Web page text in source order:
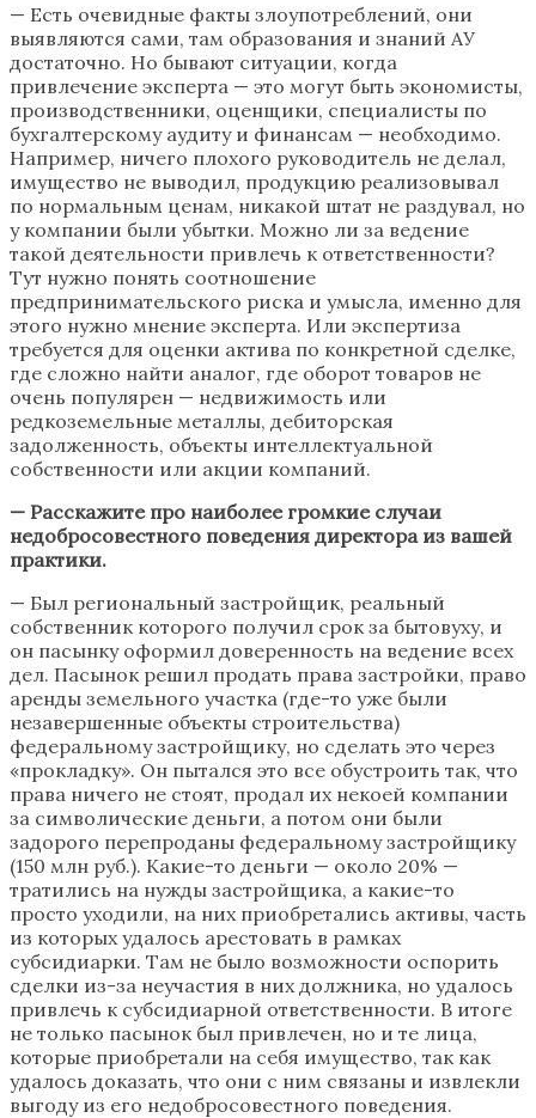
— Есть очевидные факты злоупотреблений, они
выявляются сами, там образования и знаний АУ
достаточно. Но бывают ситуации, когда
привлечение эксперта — это могут быть экономисты,
производственники, оценщики, специалисты по
бухгалтерскому аудиту и финансам — необходимо.
Например, ничего плохого руководитель не делал,
имущество не выводил, продукцию реализовывал
по нормальным ценам, никакой штат не раздувал, но
у компании были убытки. Можно ли за ведение
такой деятельности привлечь к ответственности?
Тут нужно понять соотношение
предпринимательского риска и умысла, именно для
этого нужно мнение эксперта. Или экспертиза
требуется для оценки актива по конкретной сделке,
где сложно найти аналог, где оборот товаров не
очень популярен — недвижимость или
редкоземельные металлы, дебиторская
задолженность, объекты интеллектуальной
собственности или акции компаний.
— Расскажите про наиболее громкие случаи
недобросовестного поведения директора из вашей
практики.
— Был региональный застройщик, реальный
собственник которого получил срок за бытовуху, и
он пасынку оформил доверенность на ведение всех
дел. Пасынок решил продать права застройки, право
аренды земельного участка (где-то уже были
незавершенные объекты строительства)
федеральному застройщику, но сделать это через
«прокладку». Он пытался это все обустроить так, что
права ничего не стоят, продал их некоей компании
за символические деньги, а потом они были
задорого перепроданы федеральному застройщику
(150 млн руб.). Какие-то деньги — около 20% —
тратились на нужды застройщика, а какие-то
просто уходили, на них приобретались активы, часть
из которых удалось арестовать в рамках
субсидиарки. Там не было возможности оспорить
сделки из-за неучастия в них должника, но удалось
привлечь к субсидиарной ответственности. В итоге
не только пасынок был привлечен, но и те лица,
которые приобретали на себя имущество, так как
удалось доказать, что они с ним связаны и извлекли
выгоду из его недобросовестного поведения.